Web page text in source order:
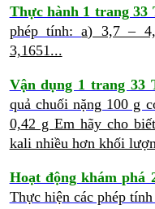
Thực hành 1 trang 33
phép tính:a) 3,7 –
3,1651...
Vận dụng 1 trang 33
quả chuối nặng 100 g
0,42 g Em hãy cho
kali nhiều hơn khối
Hoạt động khám
Thực hiện các phép tính